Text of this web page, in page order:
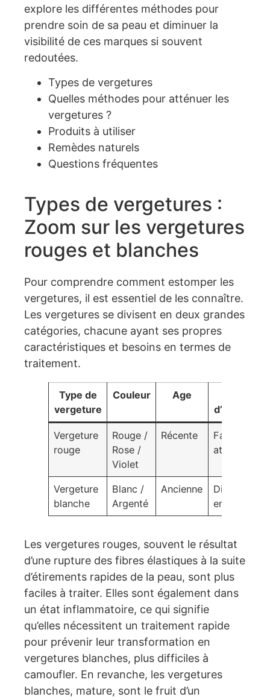
explore les différentes méthodes pour
prendre soin de sa peau et diminuer la
visibilité de ces marques si souvent
redoutées.
Types de vergetures
Quelles méthodes pour atténuer les
vergetures ?
Produits à utiliser
Remèdes naturels
Questions fréquentes
Types de vergetures :
Zoom sur les vergetures
rouges et blanches
Pour comprendre comment estomper les
vergetures, il est essentiel de les connaître.
Les vergetures se divisent en deux grandes
catégories, chacune ayant ses propres
caractéristiques et besoins en termes de
traitement.
Type de
vergeture
Couleur Age
Vergeture
rouge
Rouge /
Rose /
Violet
Récente
Facile à
atténuer
Vergeture
blanche
Blanc /
Argenté
Ancienne
Difficile à
enlever
Les vergetures rouges, souvent le résultat
d’une rupture des fibres élastiques à la suite
d’étirements rapides de la peau, sont plus
faciles à traiter. Elles sont également dans
un état inflammatoire, ce qui signifie
qu’elles nécessitent un traitement rapide
pour prévenir leur transformation en
vergetures blanches, plus difficiles à
camoufler. En revanche, les vergetures
blanches, mature, sont le fruit d’un